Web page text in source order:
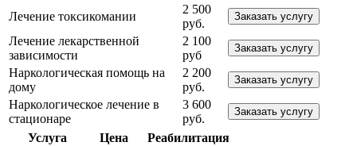
Лечение токсикомании
2 500
руб.
Заказать услугу
Лечение лекарственной
зависимости
2 100
руб
Заказать услугу
Наркологическая помощь на
дому
2 200
руб.
Заказать услугу
Наркологическое лечение в
стационаре
3 600
руб.
Заказать услугу
Услуга Цена
Реабилитация